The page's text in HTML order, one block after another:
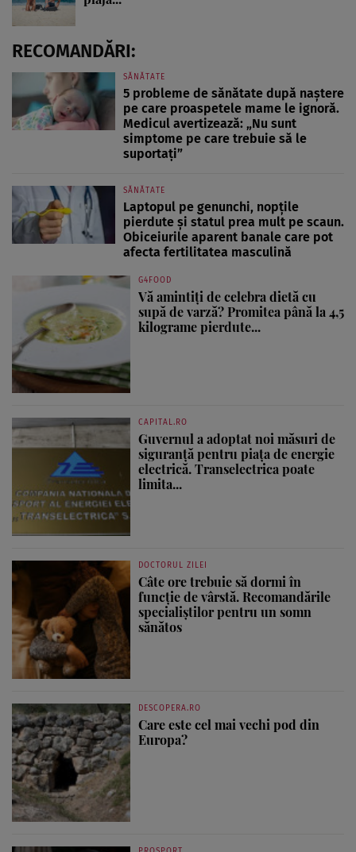
RECOMANDĂRI:
SĂNĂTATE
5 probleme de sănătate după naștere
pe care proaspetele mame le ignoră.
Medicul avertizează: „Nu sunt
simptome pe care trebuie să le
suportați”
SĂNĂTATE
Laptopul pe genunchi, nopțile
pierdute și statul prea mult pe scaun.
Obiceiurile aparent banale care pot
afecta fertilitatea masculină
G4FOOD
Vă amintiți de celebra dietă cu
supă de varză? Promitea până la 4,5
kilograme pierdute...
CAPITAL.RO
Guvernul a adoptat noi măsuri de
siguranță pentru piața de energie
electrică. Transelectrica poate
limita...
DOCTORUL ZILEI
Câte ore trebuie să dormi în
funcție de vârstă. Recomandările
specialiștilor pentru un somn
sănătos
DESCOPERA.RO
Care este cel mai vechi pod din
Europa?